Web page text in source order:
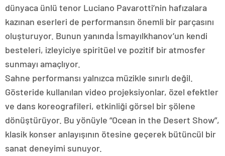
dünyaca ünlü tenor Luciano Pavarotti’nin hafızalara
kazınan eserleri de performansın önemli bir parçasını
oluşturuyor. Bunun yanında İsmayılkhanov’un kendi
besteleri, izleyiciye spiritüel ve pozitif bir atmosfer
sunmayı amaçlıyor.
Sahne performansı yalnızca müzikle sınırlı değil.
Gösteride kullanılan video projeksiyonlar, özel efektler
ve dans koreografileri, etkinliği görsel bir şölene
dönüştürüyor. Bu yönüyle “Ocean in the Desert Show”,
klasik konser anlayışının ötesine geçerek bütüncül bir
sanat deneyimi sunuyor.